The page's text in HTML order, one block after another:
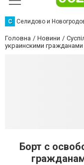
С Селидово и
Головна Новини
украинскими
Борт с